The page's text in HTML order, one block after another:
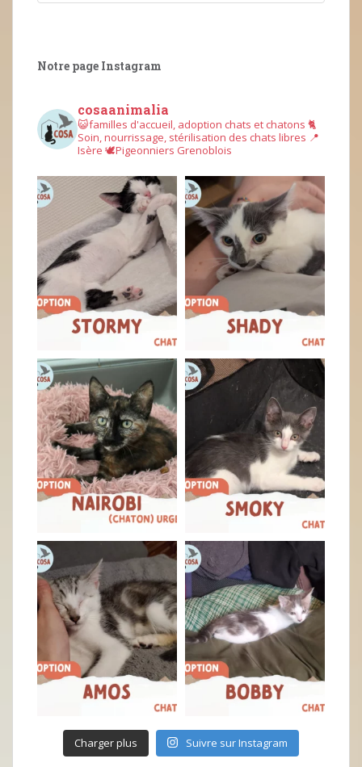
Notre page Instagram
cosaanimalia
😺familles d'accueil, adoption chats et chatons 🐈
Soin, nourrissage, stérilisation des chats libres 📍
Isère 🕊︎Pigeonniers Grenoblois
Charger plus Suivre sur Instagram